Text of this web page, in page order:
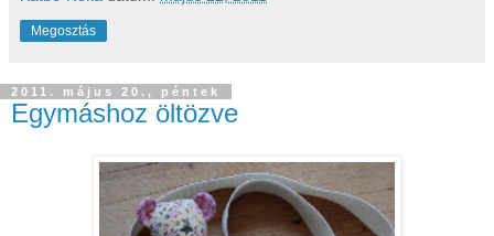
Megosztás
2011. május 20., péntek
Egymáshoz öltözve